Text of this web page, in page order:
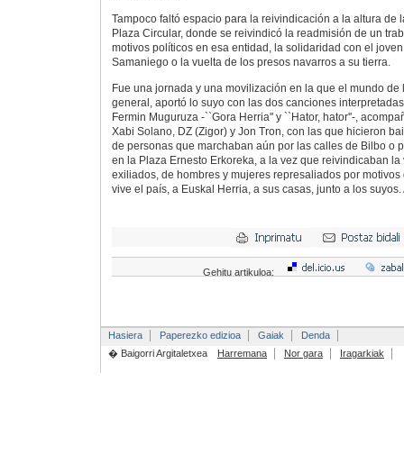
Tampoco faltó espacio para la reivindicación a la altura de
Plaza Circular, donde se reivindicó la readmisión de un
motivos políticos en esa entidad, la solidaridad con el
Samaniego o la vuelta de los presos navarros a su tierra.
Fue una jornada y una movilización en la que el mundo
general, aportó lo suyo con las dos canciones
Fermin Muguruza -``Gora Herria'' y ``Hator, hator''-,
Xabi Solano, DZ (Zigor) y Jon Tron, con las que hicieron
de personas que marchaban aún por las calles de Bilbo o
en la Plaza Ernesto Erkoreka, a la vez que reivindicaban la
exiliados, de hombres y mujeres represaliados por
vive el país, a Euskal Herria, a sus casas, junto a los suyos.
Gehitu artikuloa:
Hasiera Paperezko edizioa Gaiak
Denda
� Baigorri Argitaletxea
Harremana Nor gara Iragarkiak